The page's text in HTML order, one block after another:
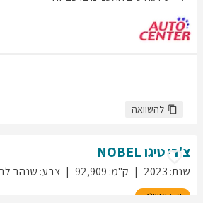
להשוואה
צ'ריטיגוNOBEL
שנת:
2023 ק"מ:
92,909 צבע: שנהב
יד ראשונה